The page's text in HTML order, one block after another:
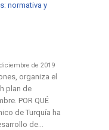
normativa y
de 2019
organiza el
plan de
POR QUÉ
de Turquía ha
de…